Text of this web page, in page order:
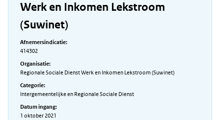
Werk en Inkomen Lekstroom
(Suwinet)
Afnemersindicatie:
414302
Organisatie:
Regionale Sociale Dienst Werk en Inkomen Lekstroom (Suwinet)
Categorie:
Intergemeentelijke en Regionale Sociale Dienst
Datum ingang:
1 oktober 2021